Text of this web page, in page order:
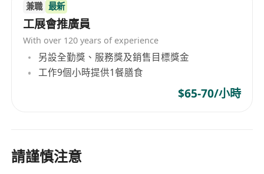
兼職 最新
工展會推廣員
With over 120 years of experience
另設全勤獎、服務獎及銷售目標獎金
工作9個小時提供1餐膳食
$65-70/小時
請謹慎注意